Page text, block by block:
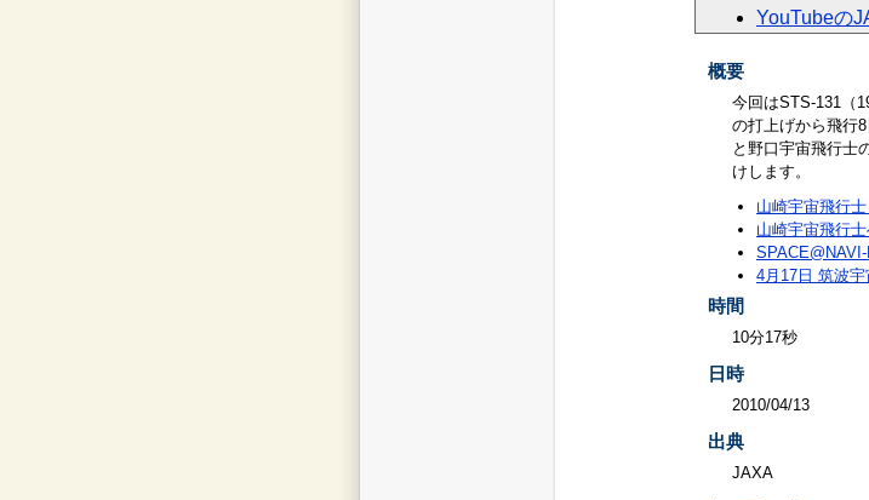
YouTubeの
概要
今回はSTS-131（
の打上げから飛行
と野口宇宙飛行士
けします。
山崎宇宙飛行
山崎宇宙飛行
4月17日 筑波
時間
10分17秒
日時
2010/04/13
出典
JAXA